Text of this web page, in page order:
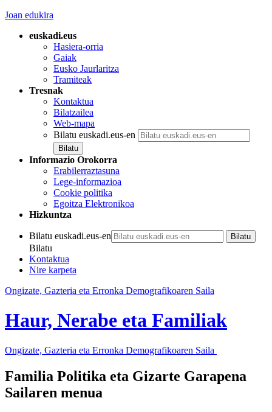
Joan edukira
euskadi.eus
Hasiera-orria
Gaiak
Eusko Jaurlaritza
Tramiteak
Tresnak
Kontaktua
Bilatzailea
Web-mapa
Bilatu euskadi.eus-en
Informazio Orokorra
Erabilerraztasuna
Lege-informazioa
Cookie politika
Egoitza Elektronikoa
Hizkuntza
Bilatu euskadi.eus-en
Bilatu
Kontaktua
Nire karpeta
Ongizate, Gazteria eta Erronka Demografikoaren Saila
Haur, Nerabe eta Familiak
Ongizate, Gazteria eta Erronka Demografikoaren Saila
Familia Politika eta Gizarte Garapena
Sailaren menua